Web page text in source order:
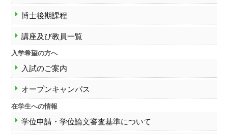
博士後期課程
講座及び教員一覧
入学希望の方へ
入試のご案内
オープンキャンパス
在学生への情報
学位申請・学位論文審査基準について